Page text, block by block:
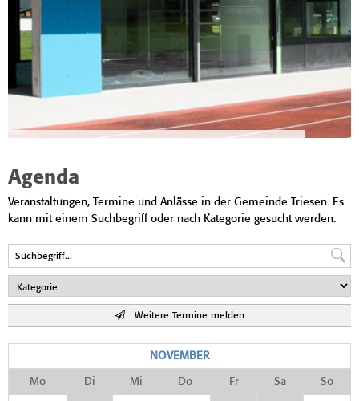
Agenda
Veranstaltungen, Termine und Anlässe in der Gemeinde Triesen. Es
kann mit einem Suchbegriff oder nach Kategorie gesucht werden.
Weitere Termine melden
NOVEMBER
Mo Di Mi Do Fr Sa So